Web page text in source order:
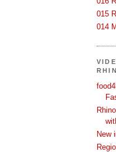
015
014
New